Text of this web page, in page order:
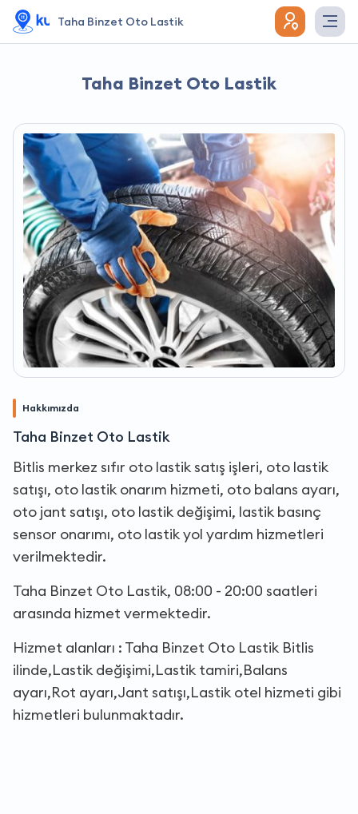
Taha Binzet Oto Lastik
Taha Binzet Oto Lastik
Hakkımızda
Taha Binzet Oto Lastik
Bitlis merkez sıfır oto lastik satış işleri, oto lastik
satışı, oto lastik onarım hizmeti, oto balans ayarı,
oto jant satışı, oto lastik değişimi, lastik basınç
sensor onarımı, oto lastik yol yardım hizmetleri
verilmektedir.
Taha Binzet Oto Lastik, 08:00 - 20:00 saatleri
arasında hizmet vermektedir.
Hizmet alanları : Taha Binzet Oto Lastik Bitlis
ilinde,Lastik değişimi,Lastik tamiri,Balans
ayarı,Rot ayarı,Jant satışı,Lastik otel hizmeti gibi
hizmetleri bulunmaktadır.